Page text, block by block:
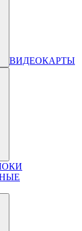
ВИДЕОКАРТЫ